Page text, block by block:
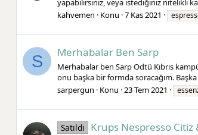
yapabilirsiniz, veya istediğiniz nitelikli
kahvemen
Konu 7 Kas 2021
S Merhabalar Ben Sarp
Merhabalar ben Sarp Odtü Kıbrıs
onu başka bir formda soracağım.
sarpergun
Konu 23 Tem 2021
Satıldı Krups Nespresso Citiz